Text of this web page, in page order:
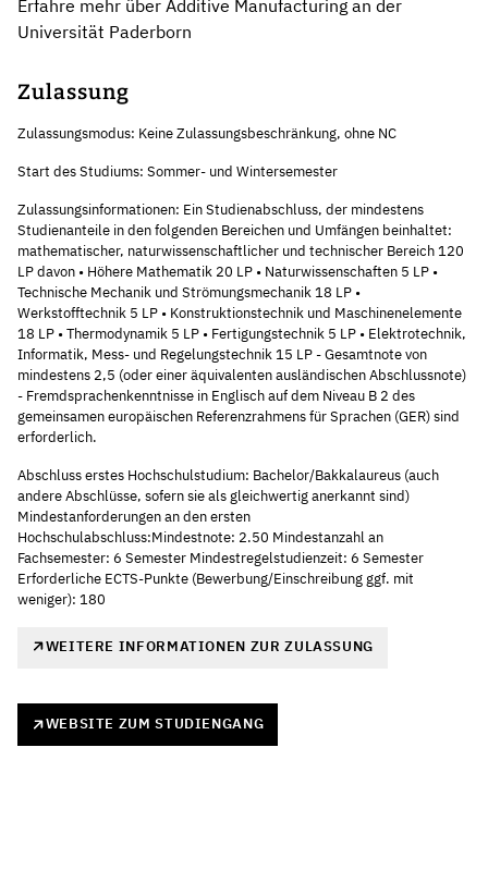
Erfahre mehr über Additive Manufacturing an der
Universität Paderborn
Zulassung
Zulassungsmodus: Keine Zulassungsbeschränkung, ohne NC
Start des Studiums: Sommer- und Wintersemester
Zulassungsinformationen: Ein Studienabschluss, der mindestens
Studienanteile in den folgenden Bereichen und Umfängen beinhaltet:
mathematischer, naturwissenschaftlicher und technischer Bereich 120
LP davon • Höhere Mathematik 20 LP • Naturwissenschaften 5 LP •
Technische Mechanik und Strömungsmechanik 18 LP •
Werkstofftechnik 5 LP • Konstruktionstechnik und Maschinenelemente
18 LP • Thermodynamik 5 LP • Fertigungstechnik 5 LP • Elektrotechnik,
Informatik, Mess- und Regelungstechnik 15 LP - Gesamtnote von
mindestens 2,5 (oder einer äquivalenten ausländischen Abschlussnote)
- Fremdsprachenkenntnisse in Englisch auf dem Niveau B 2 des
gemeinsamen europäischen Referenzrahmens für Sprachen (GER) sind
erforderlich.
Abschluss erstes Hochschulstudium: Bachelor/Bakkalaureus (auch
andere Abschlüsse, sofern sie als gleichwertig anerkannt sind)
Mindestanforderungen an den ersten
Hochschulabschluss:Mindestnote: 2.50 Mindestanzahl an
Fachsemester: 6 Semester Mindestregelstudienzeit: 6 Semester
Erforderliche ECTS-Punkte (Bewerbung/Einschreibung ggf. mit
weniger): 180
WEITERE INFORMATIONEN ZUR ZULASSUNG
WEBSITE ZUM STUDIENGANG